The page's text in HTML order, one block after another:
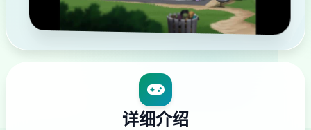
详细介绍